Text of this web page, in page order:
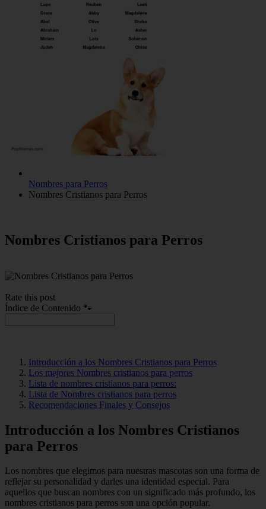
Nombres para Perros
Nombres Cristianos para Perros
Nombres Cristianos para Perros
Rate this post
Índice de Contenido 🐾
Introducción a los Nombres Cristianos para Perros
Los mejores Nombres cristianos para perros
Lista de nombres cristianos para perros:
Lista de Nombres cristianos para perros
Recomendaciones Finales y Consejos
Introducción a los Nombres Cristianos
para Perros
Los nombres que elegimos para nuestras mascotas son una forma de
reflejar su personalidad y darles una identidad especial. Para
aquellos que buscan nombres con un significado más profundo, los
nombres cristianos para perros son una opción popular.